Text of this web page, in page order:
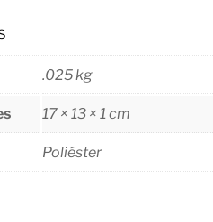
.025 kg
17 × 13 × 1 cm
Poliéster